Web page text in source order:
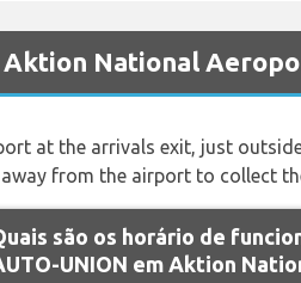
Aktion National
at the arrivals exit, just
from the airport to collect
são os horário de
UNION em Aktion